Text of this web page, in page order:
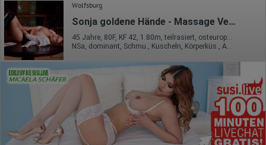
Wolfsburg
Sonja goldene Hände - Massage Verwöhn Erlebnis
45 Jahre, 80F, KF 42, 1.80m, teilrasiert, osteuropäisch
NSa, dominant, Schmu., Kuscheln, Körperküs., AV b. Ihm, DSa, ZAp